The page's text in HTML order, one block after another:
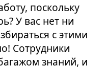
поскольку
У вас нет ни
с этими
Сотрудники
знаний, и